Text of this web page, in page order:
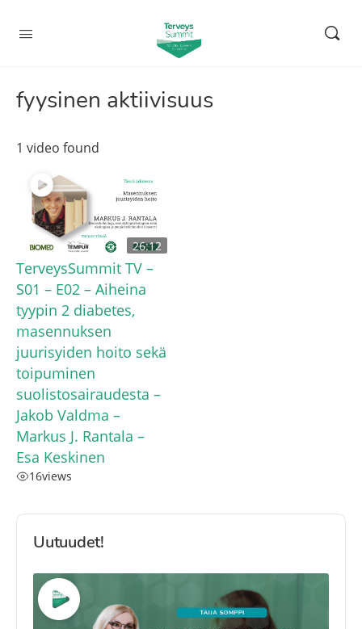
fyysinen aktiivisuus
1 video found
26:12
TerveysSummit TV –
S01 – E02 – Aiheina
tyypin 2 diabetes,
masennuksen
juurisyiden hoito sekä
toipuminen
suolistosairaudesta –
Jakob Valdma –
Markus J. Rantala –
Esa Keskinen
16views
Uutuudet!